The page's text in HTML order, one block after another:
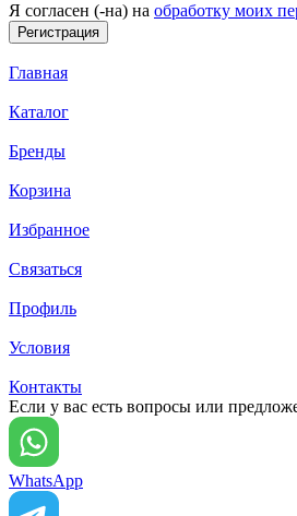
Я согласен (-на) на обработку моих
Главная
Каталог
Бренды
Корзина
Избранное
Связаться
Профиль
Условия
Контакты
Если у вас есть вопросы или
WhatsApp